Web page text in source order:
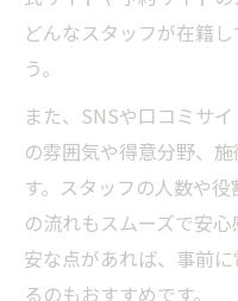
どんなスタッフが在籍
う。
また、SNSや口コミサ
の雰囲気や得意分野、
す。スタッフの人数や
の流れもスムーズで安
安な点があれば、事前
るのもおすすめです。